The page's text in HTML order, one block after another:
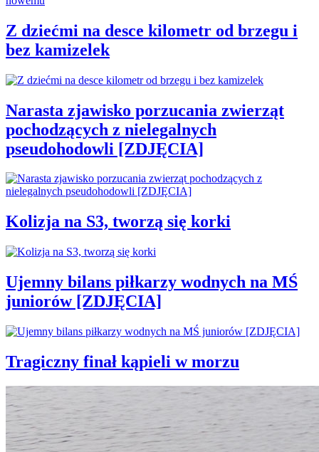
Z dziećmi na desce kilometr od brzegu i
bez kamizelek
Narasta zjawisko porzucania zwierząt
pochodzących z nielegalnych
pseudohodowli [ZDJĘCIA]
Kolizja na S3, tworzą się korki
Ujemny bilans piłkarzy wodnych na MŚ
juniorów [ZDJĘCIA]
Tragiczny finał kąpieli w morzu